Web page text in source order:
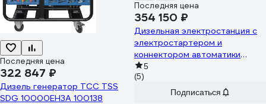
Последняя цена
322 847 ₽
Дизель генератор ТСС TSS
SDG 10000EH3A 100138
Последняя цена
354 150 ₽
Дизельная электростанция с
электростартером и
коннектором автоматики
FUBAG DS 11000 A ES 838213
5
(5)
Подписаться